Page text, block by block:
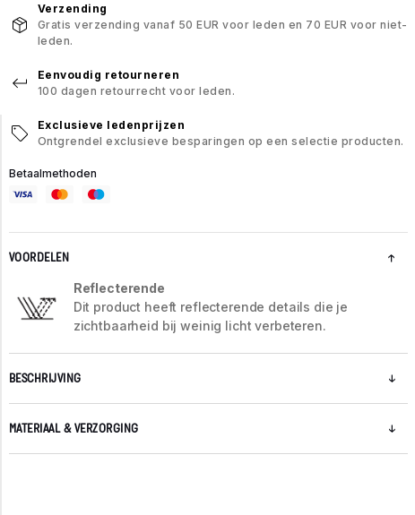
Verzending
Gratis verzending vanaf 50 EUR voor leden en 70 EUR voor niet-
leden.
Eenvoudig retourneren
100 dagen retourrecht voor leden.
Exclusieve ledenprijzen
Ontgrendel exclusieve besparingen op een selectie producten.
Betaalmethoden
VOORDELEN
Reflecterende
Dit product heeft reflecterende details die je
zichtbaarheid bij weinig licht verbeteren.
BESCHRIJVING
MATERIAAL & VERZORGING